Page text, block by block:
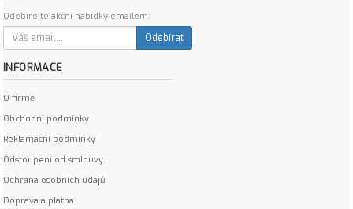
Odebírejte akční nabídky emailem:
Odebírat
INFORMACE
O firmě
Obchodní podmínky
Reklamační podmínky
Odstoupení od smlouvy
Ochrana osobních údajů
Doprava a platba